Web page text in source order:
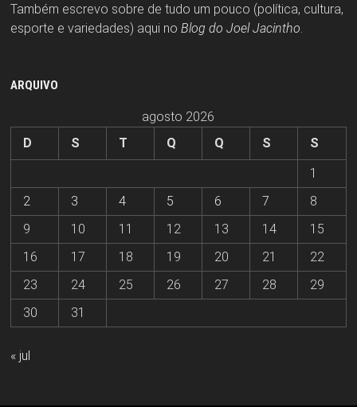
Também escrevo sobre de tudo um pouco (política, cultura,
esporte e variedades) aqui no Blog do Joel Jacintho
ARQUIVO
agosto 2026
D
S T Q Q S
S
1
2
3 4 5 6 7
8
9
10 11 12 13 14
15
16
17 18 19 20 21
22
23
24 25 26 27 28
29
30
31
« jul